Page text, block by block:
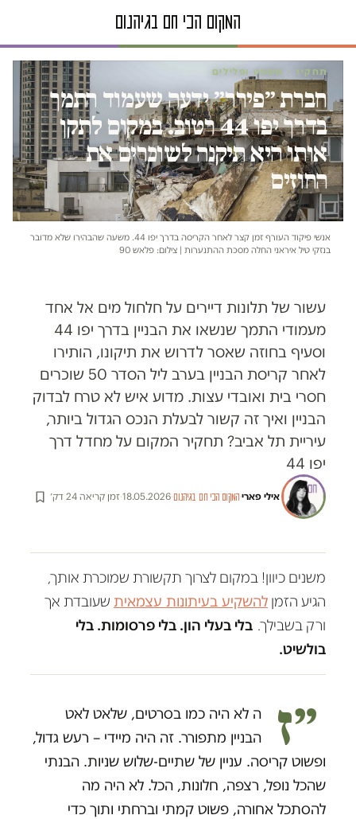
תחקיר · משפט ופלילים
חברת ״פירר״ ידעה שעמוד התמך
בדרך יפו 44 רטוב. במקום לתקן
אותו היא תיקנה לשוכרים את
החוזים
אנשי פיקוד העורף זמן קצר לאחר הקריסה בדרך יפו 44. משעה שהבהירו שלא מדובר
בנזקי טיל איראני החלה מסכת ההתנערות | צילום: פלאש 90
עשור של תלונות דיירים על חלחול מים אל אחד
מעמודי התמך שנשאו את הבניין בדרך יפו 44
וסעיף בחוזה שאסר לדרוש את תיקונו, הותירו
לאחר קריסת הבניין בערב ליל הסדר 50 שוכרים
חסרי בית ואובדי עצות. מדוע איש לא טרח לבדוק
הבניין ואיך זה קשור לבעלת הנכס הגדול ביותר,
עיריית תל אביב? תחקיר המקום על מחדל דרך
יפו 44
אילי פארי·המקום הכי חם בגיהנום·
18.05.2026
·זמן קריאה 24 דק׳
משנים כיוון! במקום לצרוך תקשורת שמוכרת אותך,
הגיע הזמן להשקיע בעיתונות עצמאית שעובדת אך
ורק בשבילך. בלי בעלי הון. בלי פרסומות. בלי
בולשיט.
״ז
ה לא היה כמו בסרטים, שלאט לאט
הבניין מתפורר. זה היה מיידי – רעש גדול,
ופשוט קריסה. עניין של שתיים-שלוש שניות. הבנתי
שהכל נופל, רצפה, חלונות, הכל. לא היה מה
להסתכל אחורה, פשוט קמתי וברחתי ותוך כדי